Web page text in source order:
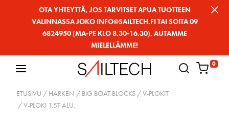
OTA YHTEYTTÄ, JOS TARVITSET APUA TUOTTEEN
VALINNASSA JOKO INFO@SAILTECH.FI TAI SOITA 09
6824950 (MA-PE KLO 8.30-16.30). AUTAMME
MIELELLÄMME!
0
ETUSIVU / HARKEN / BIG BOAT BLOCKS /V-PLOKIT
/ V-PLOKI 1.5T ALU.